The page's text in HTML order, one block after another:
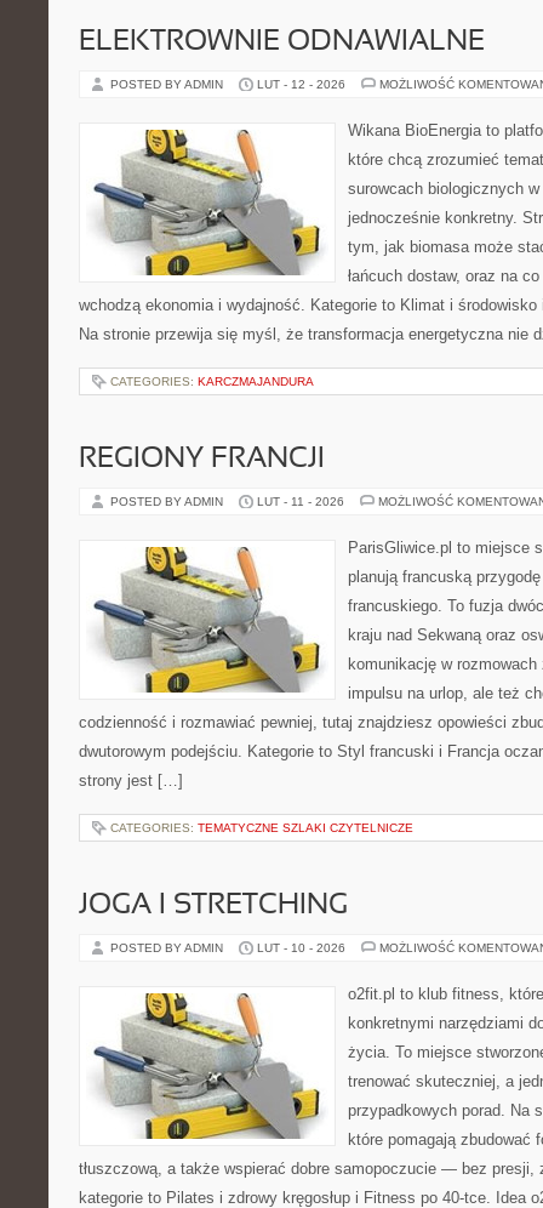
ELEKTROWNIE ODNAWIALNE
POSTED BY ADMIN LUT - 12 - 2026 MOŻLIWOŚĆ
Wikana BioEnergia to
które chcą zrozumieć
surowcach biologicznych
jednocześnie konkretny.
tym, jak biomasa może
łańcuch dostaw, oraz na
wchodzą ekonomia i wydajność. Kategorie to Klimat i
Na stronie przewija się myśl, że transformacja energetyczna nie
CATEGORIES: KARCZMAJANDURA
REGIONY FRANCJI
POSTED BY ADMIN LUT - 11 - 2026 MOŻLIWOŚĆ
ParisGliwice.pl to miejsce
planują francuską
francuskiego. To fuzja
kraju nad Sekwaną oraz
komunikację w
impulsu na urlop, ale też
codzienność i rozmawiać pewniej, tutaj znajdziesz opowieści
dwutorowym podejściu. Kategorie to Styl francuski i Francja
strony jest […]
CATEGORIES: TEMATYCZNE SZLAKI CZYTELNICZE
JOGA I STRETCHING
POSTED BY ADMIN LUT - 10 - 2026 MOŻLIWOŚĆ
o2fit.pl to klub fitness,
konkretnymi narzędziami
życia. To miejsce
trenować skuteczniej, a
przypadkowych porad. Na
które pomagają zbudować
tłuszczową, a także wspierać dobre samopoczucie — bez presji,
kategorie to Pilates i zdrowy kręgosłup i Fitness po 40-tce. Idea